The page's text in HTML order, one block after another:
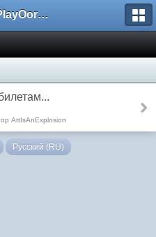
Forum - PlayOorbis.net
ArtIsAnExplosion
Русский (RU)